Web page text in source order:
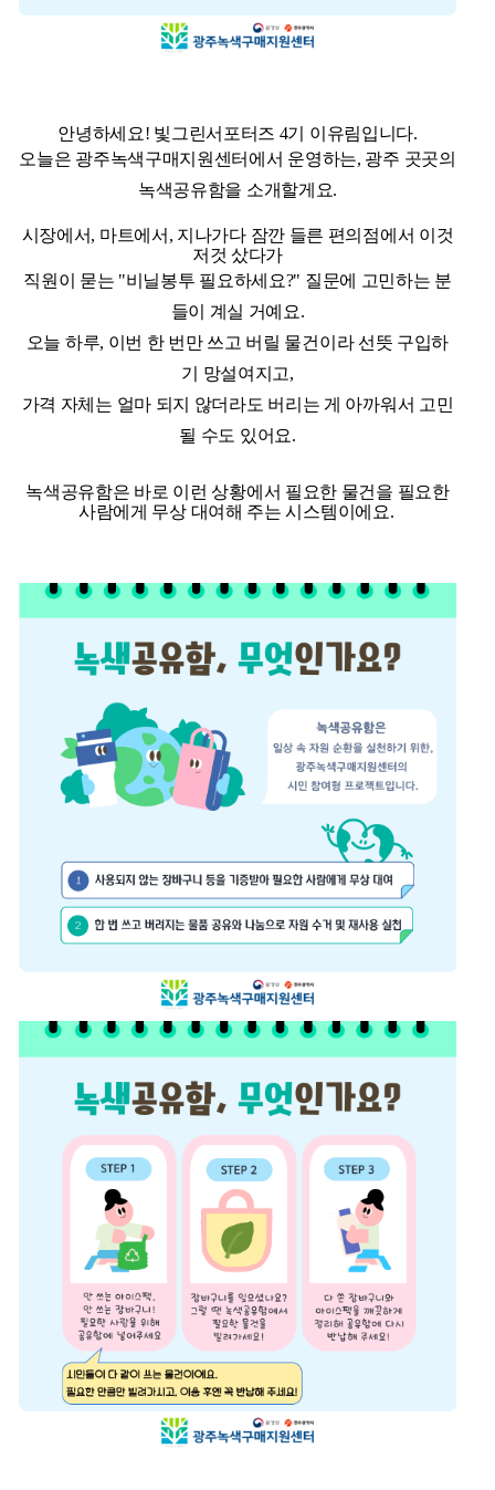
안녕하세요! 빛그린서포터즈 4기 이유림입니다.
오늘은 광주녹색구매지원센터에서 운영하는, 광주 곳곳의
녹색공유함을 소개할게요.
시장에서, 마트에서, 지나가다 잠깐 들른 편의점에서 이것
저것 샀다가
직원이 묻는 "비닐봉투 필요하세요?" 질문에 고민하는 분
들이 계실 거예요.
오늘 하루, 이번 한 번만 쓰고 버릴 물건이라 선뜻 구입하
기 망설여지고,
가격 자체는 얼마 되지 않더라도 버리는 게 아까워서 고민
될 수도 있어요.
녹색공유함은 바로 이런 상황에서 필요한 물건을 필요한
사람에게 무상 대여해 주는 시스템이에요.